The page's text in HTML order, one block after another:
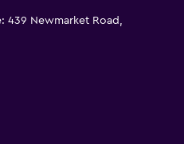
439 Newmarket Road,